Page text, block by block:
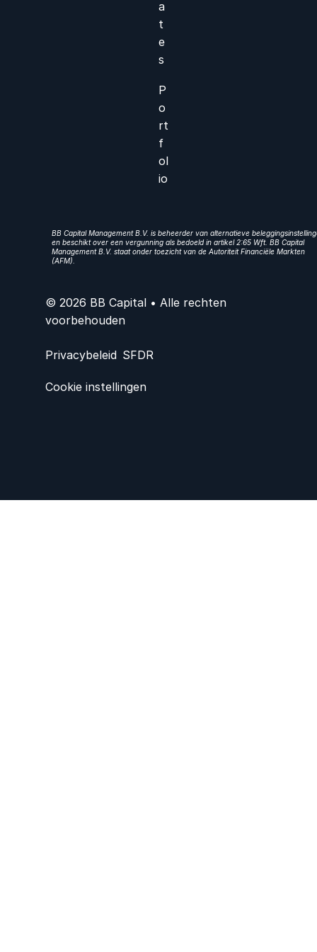
a
t
e
s
P
o
rt
f
ol
io
BB Capital Management B.V. is beheerder van alternatieve
en beschikt over een vergunning als bedoeld in artikel 2:65 Wft. BB Capital
Management B.V. staat onder toezicht van de Autoriteit Financiële Markten
(AFM).
© 2026 BB Capital • Alle rechten
voorbehouden
Privacybeleid SFDR
Cookie instellingen